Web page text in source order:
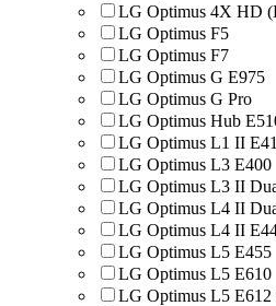
LG Optimus 4X HD
LG Optimus F5
LG Optimus F7
LG Optimus G E975
LG Optimus G Pro
LG Optimus Hub
LG Optimus L1 II
LG Optimus L3 E400
LG Optimus L3 II
LG Optimus L4 II
LG Optimus L4 II
LG Optimus L5 E455
LG Optimus L5 E610
LG Optimus L5 E612